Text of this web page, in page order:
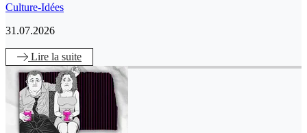
Culture-Idées
31.07.2026
Lire la suite